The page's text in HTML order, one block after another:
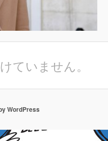
ていません。
WordPress